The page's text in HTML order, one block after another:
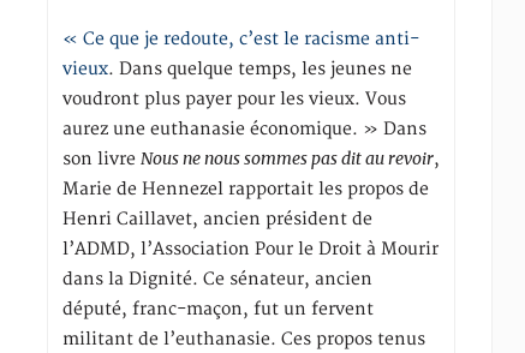
« Ce que je redoute, c’est le racisme anti-
vieux. Dans quelque temps, les jeunes ne
voudront plus payer pour les vieux. Vous
aurez une euthanasie économique. » Dans
son livreNous ne nous sommes pas dit au revoir,
Marie de Hennezel rapportait les propos de
Henri Caillavet, ancien président de
l’ADMD, l’Association Pour le Droit à Mourir
dans la Dignité. Ce sénateur, ancien
député, franc-maçon, fut un fervent
militant de l’euthanasie. Ces propos tenus